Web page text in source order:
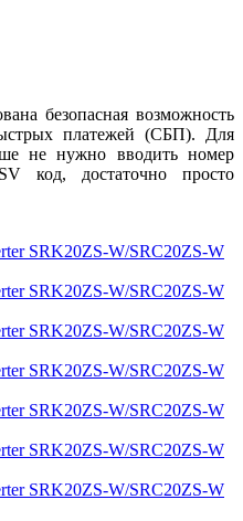
безопасная возможность
платежей (СБП). Для
не нужно вводить номер
код, достаточно просто